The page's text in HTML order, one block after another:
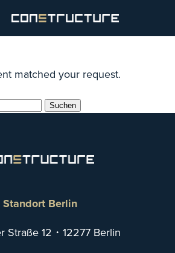
matched your request.
Standort Berlin
Straße 12・12277 Berlin